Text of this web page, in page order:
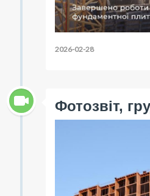
2026-02-28
Фотозвіт,